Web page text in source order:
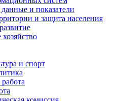
и показатели
и защита населения
и спорт